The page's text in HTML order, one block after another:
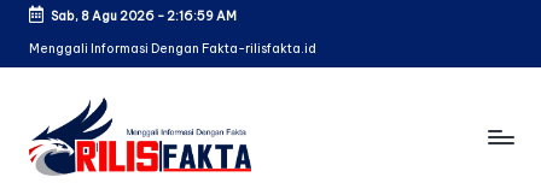
Skip
Sab, 8 Agu 2026- 2:16:59 AM
Menggali Informasi Dengan Fakta-rilisfakta.id